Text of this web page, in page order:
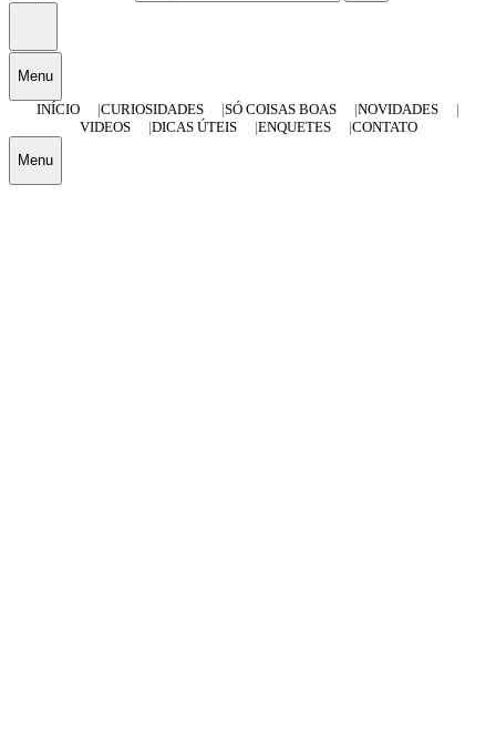
Menu
INÍCIO
CURIOSIDADES SÓ COISAS BOAS
NOVIDADES
VIDEOS
DICAS ÚTEIS ENQUETES CONTATO
Menu